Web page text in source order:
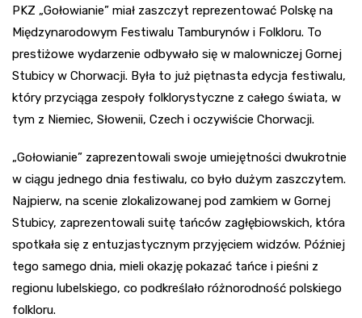
PKZ „Gołowianie” miał zaszczyt reprezentować Polskę na
Międzynarodowym Festiwalu Tamburynów i Folkloru. To
prestiżowe wydarzenie odbywało się w malowniczej Gornej
Stubicy w Chorwacji. Była to już piętnasta edycja festiwalu,
który przyciąga zespoły folklorystyczne z całego świata, w
tym z Niemiec, Słowenii, Czech i oczywiście Chorwacji.
„Gołowianie” zaprezentowali swoje umiejętności dwukrotnie
w ciągu jednego dnia festiwalu, co było dużym zaszczytem.
Najpierw, na scenie zlokalizowanej pod zamkiem w Gornej
Stubicy, zaprezentowali suitę tańców zagłębiowskich, która
spotkała się z entuzjastycznym przyjęciem widzów. Później
tego samego dnia, mieli okazję pokazać tańce i pieśni z
regionu lubelskiego, co podkreślało różnorodność polskiego
folkloru.